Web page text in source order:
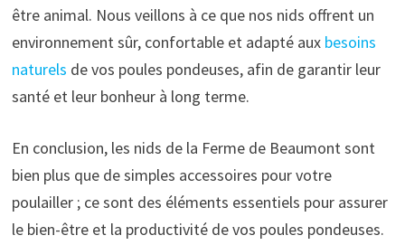
être animal. Nous veillons à ce que nos nids offrent un
environnement sûr, confortable et adapté aux besoins
naturels de vos poules pondeuses, afin de garantir leur
santé et leur bonheur à long terme.
En conclusion, les nids de la Ferme de Beaumont sont
bien plus que de simples accessoires pour votre
poulailler ; ce sont des éléments essentiels pour assurer
le bien-être et la productivité de vos poules pondeuses.